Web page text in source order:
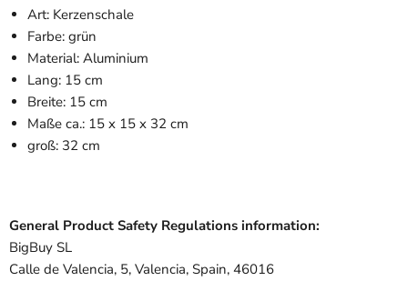
Art: Kerzenschale
Farbe: grün
Material: Aluminium
Lang: 15 cm
Breite: 15 cm
Maße ca.: 15 x 15 x 32 cm
groß: 32 cm
General Product Safety Regulations information:
BigBuy SL
Calle de Valencia, 5, Valencia, Spain, 46016